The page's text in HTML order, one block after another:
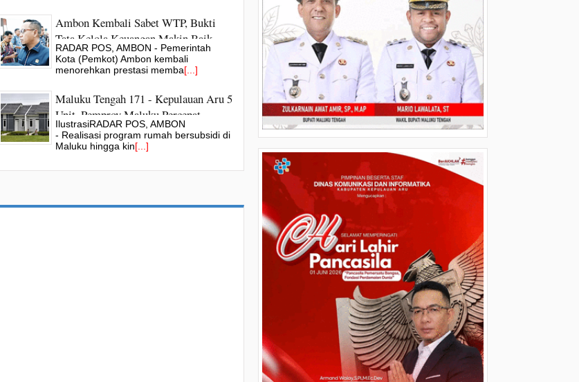
Ambon Kembali Sabet WTP, Bukti
Tata Kelola Keuangan Makin Baik
RADAR POS, AMBON - Pemerintah
Kota (Pemkot) Ambon kembali
menorehkan prestasi memba[...]
Maluku Tengah 171 - Kepulauan Aru 5
Unit, Pemprov Maluku Percepat
Program Rumah Subsidi Kejar Target
Kuota
IlustrasiRADAR POS, AMBON
- Realisasi program rumah bersubsidi di
Maluku hingga kin[...]